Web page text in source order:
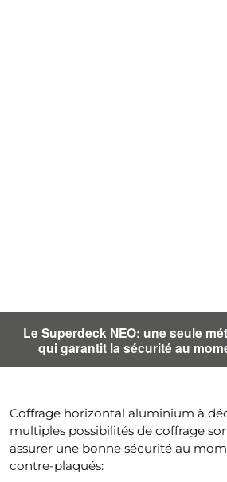
Le Superdeck NEO: une seule
qui garantit la sécurité au
Coffrage horizontal aluminium à
multiples possibilités de coffrage
assurer une bonne sécurité au
contre-plaqués: